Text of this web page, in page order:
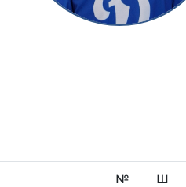
№ Ш